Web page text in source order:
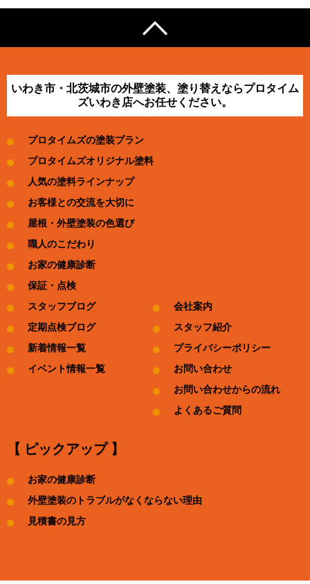
いわき市・北茨城市の外壁塗装、塗り替えならプロタイム
ズいわき店へお任せください。
プロタイムズの塗装プラン
プロタイムズオリジナル塗料
人気の塗料ラインナップ
お客様との交流を大切に
屋根・外壁塗装の色選び
職人のこだわり
お家の健康診断
保証・点検
スタッフブログ
定期点検ブログ
新着情報一覧
イベント情報一覧
会社案内
スタッフ紹介
プライバシーポリシー
お問い合わせ
お問い合わせからの流れ
よくあるご質問
【 ピックアップ 】
お家の健康診断
外壁塗装のトラブルがなくならない理由
見積書の見方